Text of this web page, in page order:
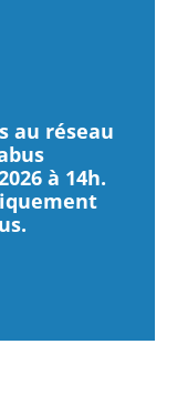
au réseau
à 14h.